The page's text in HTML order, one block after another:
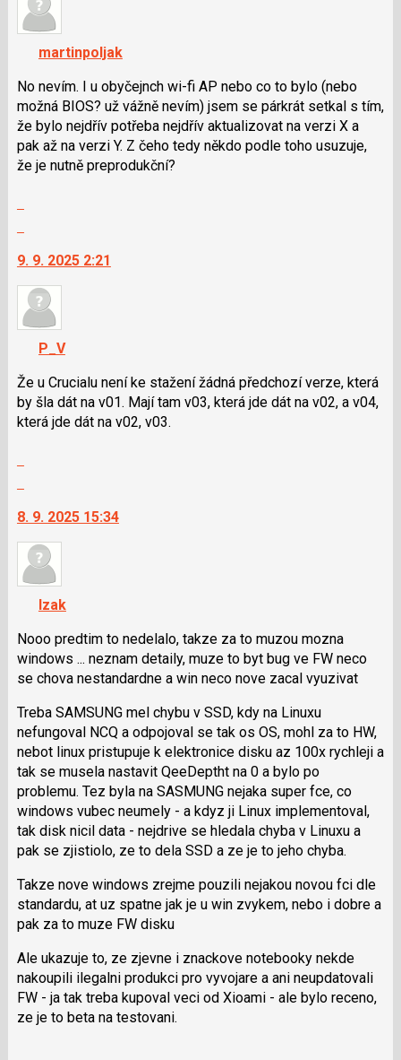
názor.
navigaci
lze
použít
i
klávesy
N
pro
předchozí
nový
názor
martinpoljak
No nevím. I u obyčejnch wi-fi AP nebo co to bylo (nebo
možná BIOS? už vážně nevím) jsem se párkrát setkal s tím,
že bylo nejdřív potřeba nejdřív aktualizovat na verzi X a
pak až na verzi Y. Z čeho tedy někdo podle toho usuzuje,
že je nutně preprodukční?
další
nový
názor.
navigaci
lze
použít
i
klávesy
P
pro
předchozí
nový
názor
9. 9. 2025 2:21
P_V
Že u Crucialu není ke stažení žádná předchozí verze, která
by šla dát na v01. Mají tam v03, která jde dát na v02, a v04,
která jde dát na v02, v03.
další
nový
názor.
navigaci
lze
použít
i
klávesy
pro
následující
a
P
pro
předchozí
nový
názor
8. 9. 2025 15:34
Izak
Nooo predtim to nedelalo, takze za to muzou mozna
windows ... neznam detaily, muze to byt bug ve FW neco
se chova nestandardne a win neco nove zacal vyuzivat
Treba SAMSUNG mel chybu v SSD, kdy na Linuxu
nefungoval NCQ a odpojoval se tak os OS, mohl za to HW,
nebot linux pristupuje k elektronice disku az 100x rychleji a
tak se musela nastavit QeeDeptht na 0 a bylo po
problemu. Tez byla na SASMUNG nejaka super fce, co
windows vubec neumely - a kdyz ji Linux implementoval,
tak disk nicil data - nejdrive se hledala chyba v Linuxu a
pak se zjistiolo, ze to dela SSD a ze je to jeho chyba.
Takze nove windows zrejme pouzili nejakou novou fci dle
standardu, at uz spatne jak je u win zvykem, nebo i dobre a
pak za to muze FW disku
Ale ukazuje to, ze zjevne i znackove notebooky nekde
nakoupili ilegalni produkci pro vyvojare a ani neupdatovali
FW - ja tak treba kupoval veci od Xioami - ale bylo receno,
ze je to beta na testovani.